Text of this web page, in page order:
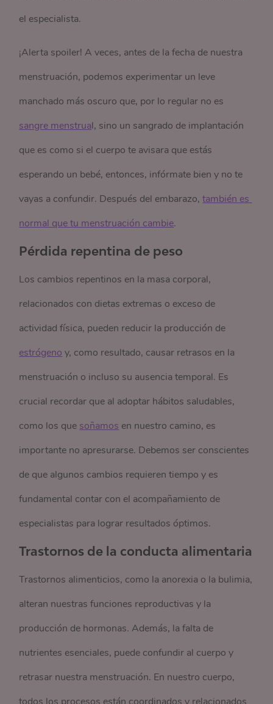
el especialista.
¡Alerta spoiler! A veces, antes de la fecha de nuestra
menstruación, podemos experimentar un leve
manchado más oscuro que, por lo regular no es
sangre menstrual, sino un sangrado de implantación
que es como si el cuerpo te avisara que estás
esperando un bebé, entonces, infórmate bien y no te
vayas a confundir. Después del embarazo,también es
normal que tu menstruación cambie.
Pérdida repentina de peso
Los cambios repentinos en la masa corporal,
relacionados con dietas extremas o exceso de
actividad física, pueden reducir la producción de
estrógeno y, como resultado, causar retrasos en la
menstruación o incluso su ausencia temporal. Es
crucial recordar que al adoptar hábitos saludables,
como los que soñamos en nuestro camino, es
importante no apresurarse. Debemos ser conscientes
de que algunos cambios requieren tiempo y es
fundamental contar con el acompañamiento de
especialistas para lograr resultados óptimos.
Trastornos de la conducta alimentaria
Trastornos alimenticios, como la anorexia o la bulimia,
alteran nuestras funciones reproductivas y la
producción de hormonas. Además, la falta de
nutrientes esenciales, puede confundir al cuerpo y
retrasar nuestra menstruación. En nuestro cuerpo,